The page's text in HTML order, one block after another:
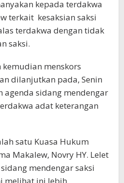
kepada terdakwa
terkait kesaksian saksi
terdakwa dengan tidak
saksi.
menskors
dilanjutkan pada, Senin
agenda sidang mendengar
adat keterangan
satu Kuasa Hukum
Makalew, Novry HY. Lelet
mendengar saksi
melihat ini lebih